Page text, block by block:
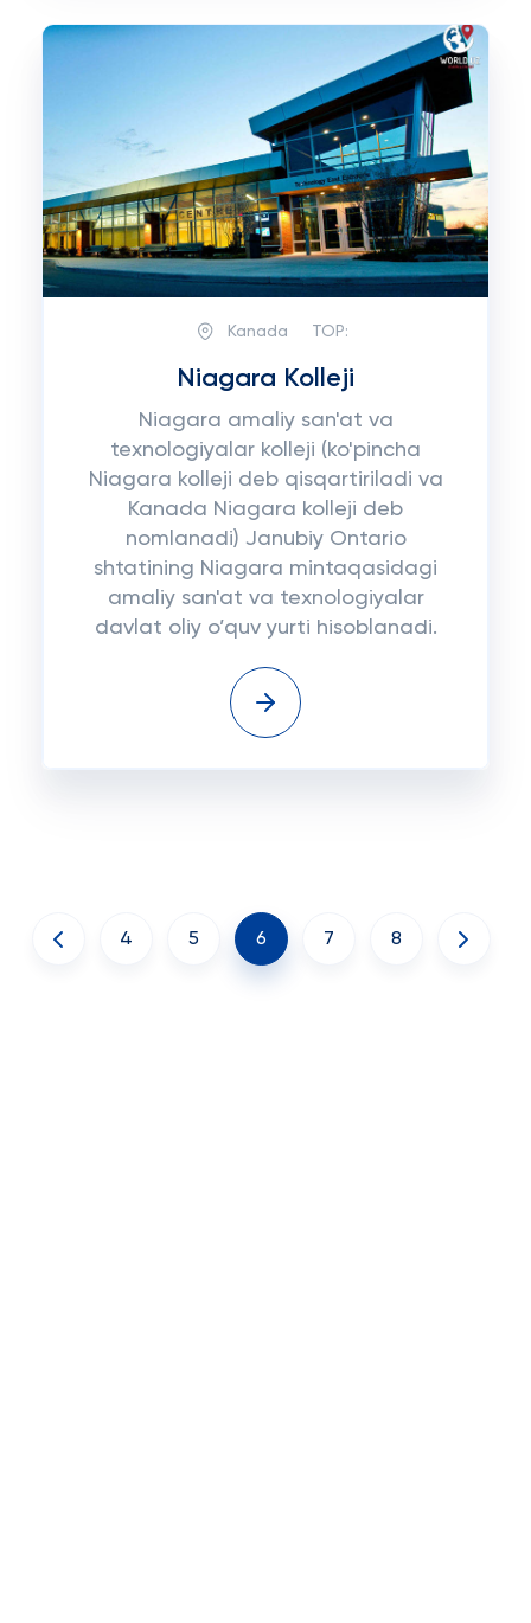
Kanada TOP:
Niagara Kolleji
Niagara amaliy san'at va
texnologiyalar kolleji (ko'pincha
Niagara kolleji deb qisqartiriladi va
Kanada Niagara kolleji deb
nomlanadi) Janubiy Ontario
shtatining Niagara mintaqasidagi
amaliy san'at va texnologiyalar
davlat oliy o’quv yurti hisoblanadi.
4 5 6 7 8